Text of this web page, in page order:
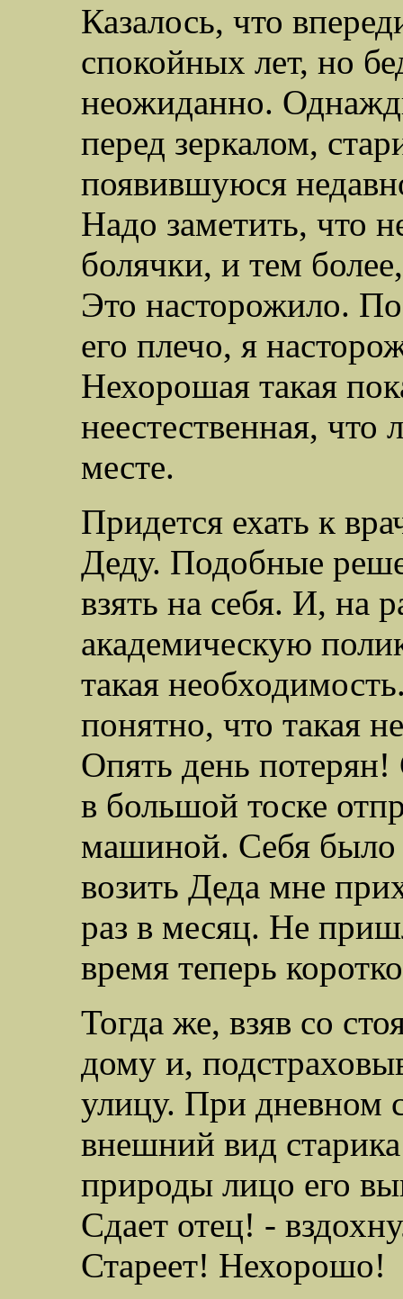
Казалось, что
спокойных лет, но
неожиданно.
перед зеркалом,
появившуюся
Надо заметить, что
болячки, и тем
Это насторожило.
его плечо, я
Нехорошая такая
неестественная,
месте.
Придется ехать к
Деду. Подобные
взять на себя. И, на
академическую
такая
понятно, что такая
Опять день
в большой тоске
машиной. Себя было
возить Деда мне
раз в месяц. Не
время теперь
Тогда же, взяв со
дому и,
улицу. При дневном
внешний вид
природы лицо его
Сдает отец! -
Стареет! Нехорошо!